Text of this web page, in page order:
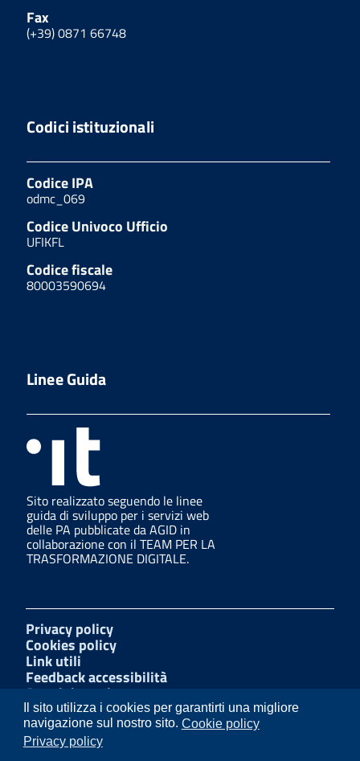
Il sito utilizza i cookies per garantirti una migliore
navigazione sul nostro sito. Cookie policy
Privacy policy
Fax
(+39) 0871 66748
Codici istituzionali
Codice IPA
odmc_069
Codice Univoco Ufficio
UFIKFL
Codice fiscale
80003590694
Linee Guida
Sito realizzato seguendo le linee
guida di sviluppo per i servizi web
delle PA pubblicate da AGID in
collaborazione con il TEAM PER LA
TRASFORMAZIONE DIGITALE.
Privacy policy
Cookies policy
Link utili
Feedback accessibilità
Amministrazione trasparente
W3C Css
Mappa del sito
Dichiarazione di accessibilità